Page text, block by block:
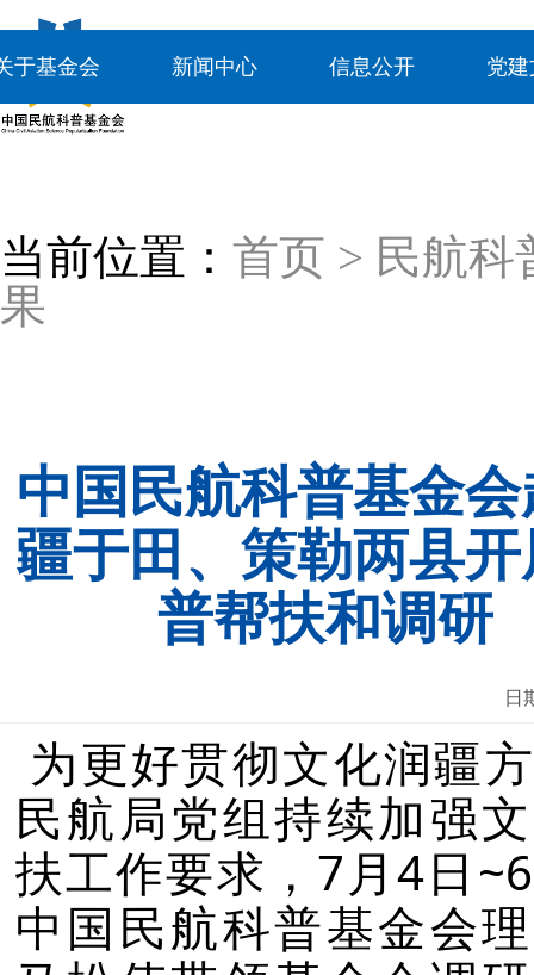
于基金会 新闻中心 信息公开 党
当前位置： 首页 > 民航科
果
中国民航科普基金
疆于田、策勒两县
普帮扶和调研
日
为更好贯彻文化润疆
民航局党组持续加强
扶工作要求，7月4日
中国民航科普基金会